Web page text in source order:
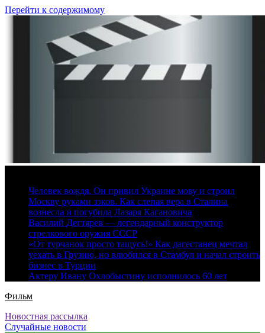
Перейти к содержимому
Человек вождя. Он привил Украине мову и строил
Москву руками зэков. Как слепая вера в Сталина
вознесла и погубила Лазаря Кагановича
Василий Дегтярев — легендарный конструктор
стрелкового оружия СССР
«От турчанок просто тащусь!» Как дагестанец мечтал
уехать в Грузию, но влюбился в Стамбул и начал строить
бизнес в Турции
Актеру Ивану Охлобыстину исполнилось 60 лет
Фильм
Новостная рассылка
Случайные новости